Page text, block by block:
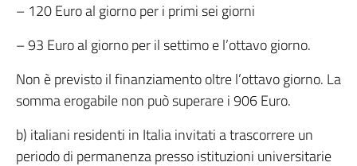
– 120 Euro al giorno per i primi sei giorni
– 93 Euro al giorno per il settimo e l’ottavo giorno.
Non è previsto il finanziamento oltre l’ottavo giorno. La
somma erogabile non può superare i 906 Euro.
b) italiani residenti in Italia invitati a trascorrere un
periodo di permanenza presso istituzioni universitarie